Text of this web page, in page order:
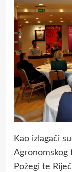
Kao izlagači
Agronomskog
Požegi te